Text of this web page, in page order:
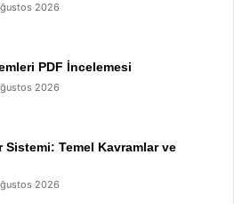
2026
PDF İncelemesi
2026
Temel Kavramlar ve
2026